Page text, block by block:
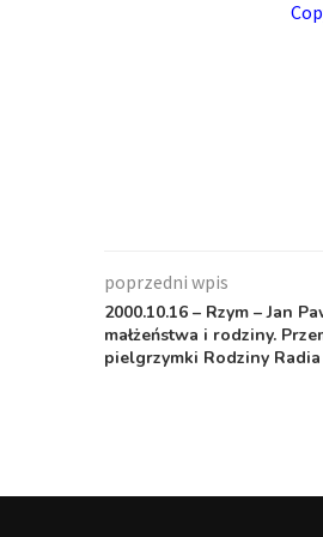
poprzedni wpis
2000.10.16 – Rzym – Jan
małżeństwa i rodziny.
pielgrzymki Rodziny